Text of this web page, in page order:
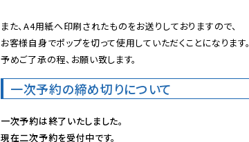
また、A4用紙へ印刷されたものをお送りしておりますので、
お客様自身でポップを切って使用していただくことになります。
予めご了承の程、お願い致します。
一次予約の締め切りについて
一次予約は終了いたしました。
現在二次予約を受付中です。